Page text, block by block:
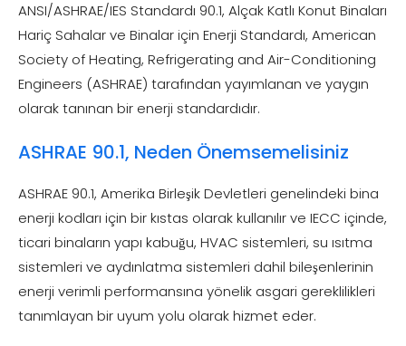
ANSI/ASHRAE/IES Standardı 90.1, Alçak Katlı Konut Binaları
Hariç Sahalar ve Binalar için Enerji Standardı, American
Society of Heating, Refrigerating and Air-Conditioning
Engineers (ASHRAE) tarafından yayımlanan ve yaygın
olarak tanınan bir enerji standardıdır.
ASHRAE 90.1, Neden Önemsemelisiniz
ASHRAE 90.1, Amerika Birleşik Devletleri genelindeki bina
enerji kodları için bir kıstas olarak kullanılır ve IECC içinde,
ticari binaların yapı kabuğu, HVAC sistemleri, su ısıtma
sistemleri ve aydınlatma sistemleri dahil bileşenlerinin
enerji verimli performansına yönelik asgari gereklilikleri
tanımlayan bir uyum yolu olarak hizmet eder.